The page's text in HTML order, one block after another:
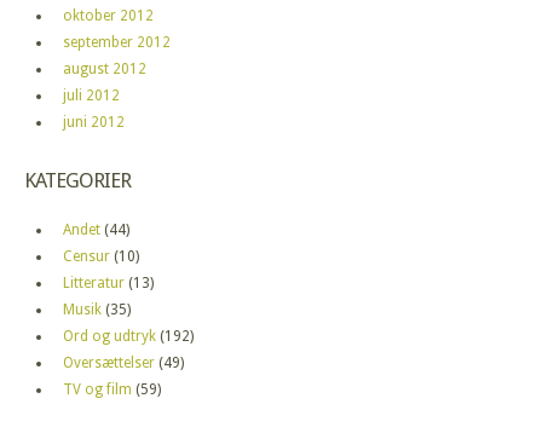
oktober 2012
september 2012
august 2012
juli 2012
juni 2012
KATEGORIER
Andet (44)
Censur (10)
Litteratur (13)
Musik (35)
Ord og udtryk (192)
Oversættelser (49)
TV og film (59)